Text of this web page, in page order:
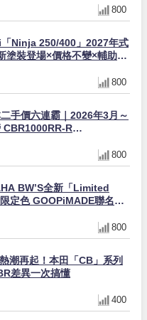
800
「Ninja 250/400」2027年式
塗裝登場×價格不變×輔助滑
800
手價六連霸｜2026年3月～
CBR1000RR-R
800
BW’S全新「Limited
定色 GOOPiMADE聯名包
800
潮再起！本田「CB」系列
差異一次搞懂
400